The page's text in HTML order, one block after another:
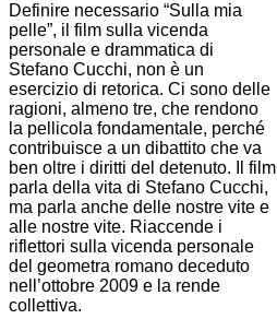
Definire necessario “Sulla mia
pelle”, il film sulla vicenda
personale e drammatica di
Stefano Cucchi, non è un
esercizio di retorica. Ci sono delle
ragioni, almeno tre, che rendono
la pellicola fondamentale, perché
contribuisce a un dibattito che va
ben oltre i diritti del detenuto. Il film
parla della vita di Stefano Cucchi,
ma parla anche delle nostre vite e
alle nostre vite. Riaccende i
riflettori sulla vicenda personale
del geometra romano deceduto
nell’ottobre 2009 e la rende
collettiva.